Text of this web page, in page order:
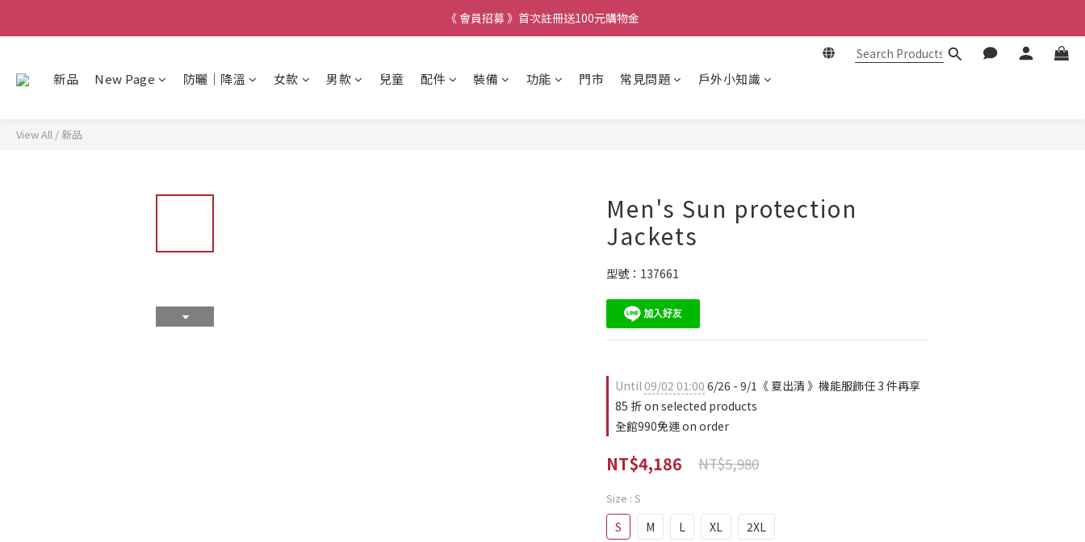
《 會員招募 》首次註冊送100元購物金
新品 New Page 防曬│降溫 女款 男款 兒童 配件 裝備 功能 門市 常見問題 戶外小知識
View All /新品
Men's Sun protection
Jackets
型號：137661
Until09/02 01:00 6/26 - 9/1《 夏出清 》機能服飾任 3 件再享
85 折 on selected products
全館990免運 on order
NT$4,186 NT$5,980
Size : S
S M L XL 2XL